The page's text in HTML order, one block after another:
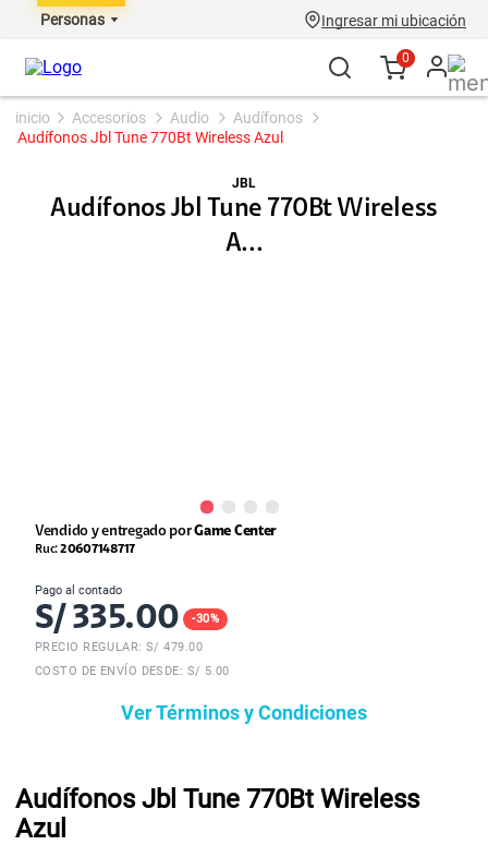
Personas Ingresar mi ubicación
0
accesorios audio
audífonos
Audífonos Jbl Tune 770Bt Wireless Azul
JBL
Audífonos Jbl Tune 770Bt Wireless
A...
Vendido y entregado porGame Center
Ruc:20607148717
Pago al contado
S/ 335.00 -30%
PRECIO REGULAR: S/479.00
COSTO DE ENVÍO DESDE: S/ 5.00
Ver Términos y Condiciones
Audífonos Jbl Tune 770Bt Wireless
Azul